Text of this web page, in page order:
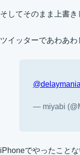
そしてそのまま上書き
ツイッターであわあわ
@delaymania
— miyabi
iPhoneでやったこと